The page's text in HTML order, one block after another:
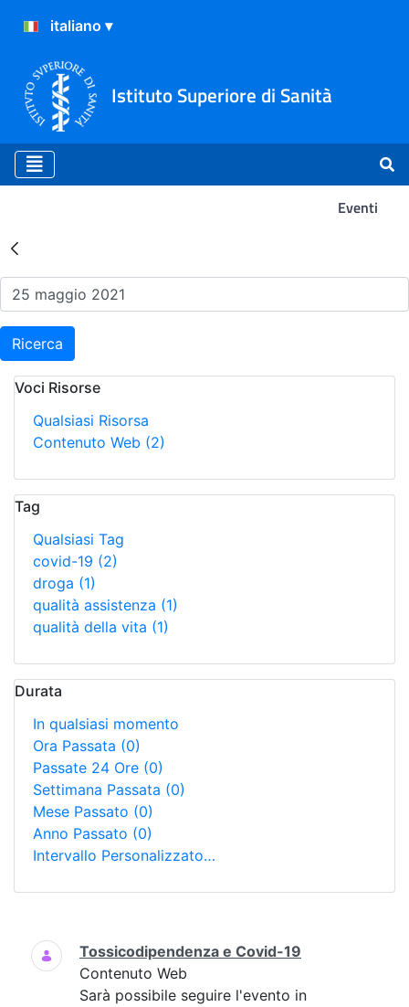
Istituto Superiore di Sanità
Eventi
Risultati della Ricerca -
Ricerca
Voci Risorse
Qualsiasi Risorsa
Contenuto Web (2)
Tag
Qualsiasi Tag
covid-19 (2)
droga (1)
qualità assistenza (1)
qualità della vita (1)
Durata
In qualsiasi momento
Ora Passata (0)
Passate 24 Ore (0)
Settimana Passata (0)
Mese Passato (0)
Anno Passato (0)
Intervallo Personalizzato…
Ricerca
Tossicodipendenza e Covid-19
Contenuto Web
Sarà possibile seguire l'evento in